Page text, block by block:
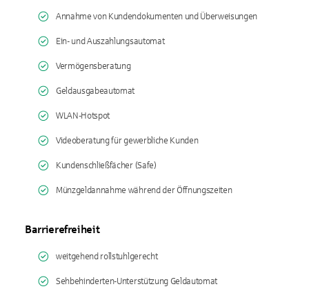
Annahme von Kundendokumenten und Überweisungen
Ein- und Auszahlungsautomat
Vermögensberatung
Geldausgabeautomat
WLAN-Hotspot
Videoberatung für gewerbliche Kunden
Kundenschließfächer (Safe)
Münzgeldannahme während der Öffnungszeiten
Barrierefreiheit
weitgehend rollstuhlgerecht
Sehbehinderten-Unterstützung Geldautomat